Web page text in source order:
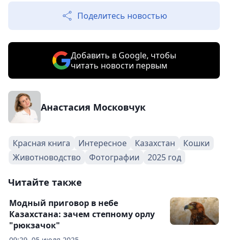
Поделитесь новостью
Добавить в Google, чтобы
читать новости первым
Анастасия Московчук
Красная книга Интересное Казахстан
Кошки
Животноводство
Фотографии 2025 год
Читайте также
Модный приговор в небе
Казахстана: зачем степному орлу
"рюкзачок"